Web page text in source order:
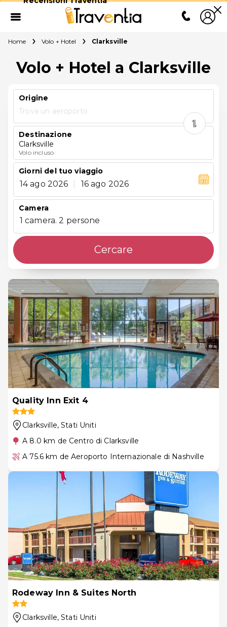
Home Volo + Hotel Clarksville
Volo + Hotel a Clarksville
Origine
Trova un aeroporto
Destinazione
Clarksville
Volo incluso
Giorni del tuo viaggio
14 ago 2026 16 ago 2026
Camera
1 camera. 2 persone
Cercare
Quality Inn Exit 4
Clarksville, Stati Uniti
A 8.0 km de Centro di Clarksville
A 75.6 km de Aeroporto Internazionale di Nashville
Rodeway Inn & Suites North
Clarksville, Stati Uniti